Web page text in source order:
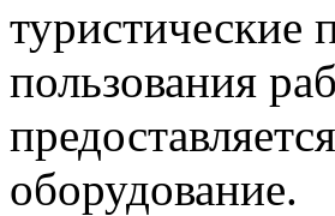
туристические
пользования
оборудование.